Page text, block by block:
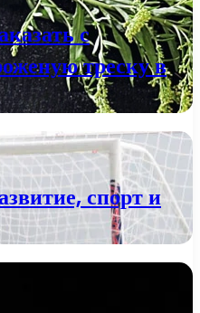
с
треску в
спорт и